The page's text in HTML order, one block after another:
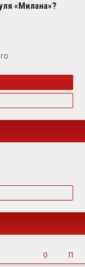
«Милана»?
О
П